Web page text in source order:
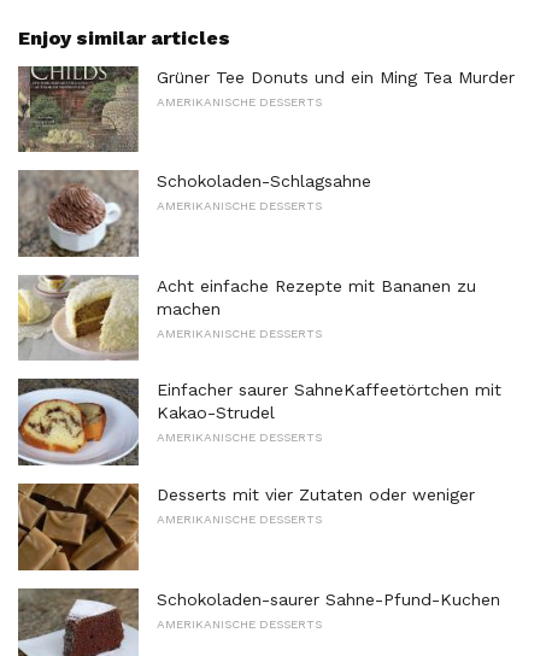
Enjoy similar articles
Grüner Tee Donuts und ein Ming Tea Murder
AMERIKANISCHE DESSERTS
Schokoladen-Schlagsahne
AMERIKANISCHE DESSERTS
Acht einfache Rezepte mit Bananen zu
machen
AMERIKANISCHE DESSERTS
Einfacher saurer SahneKaffeetörtchen mit
Kakao-Strudel
AMERIKANISCHE DESSERTS
Desserts mit vier Zutaten oder weniger
AMERIKANISCHE DESSERTS
Schokoladen-saurer Sahne-Pfund-Kuchen
AMERIKANISCHE DESSERTS